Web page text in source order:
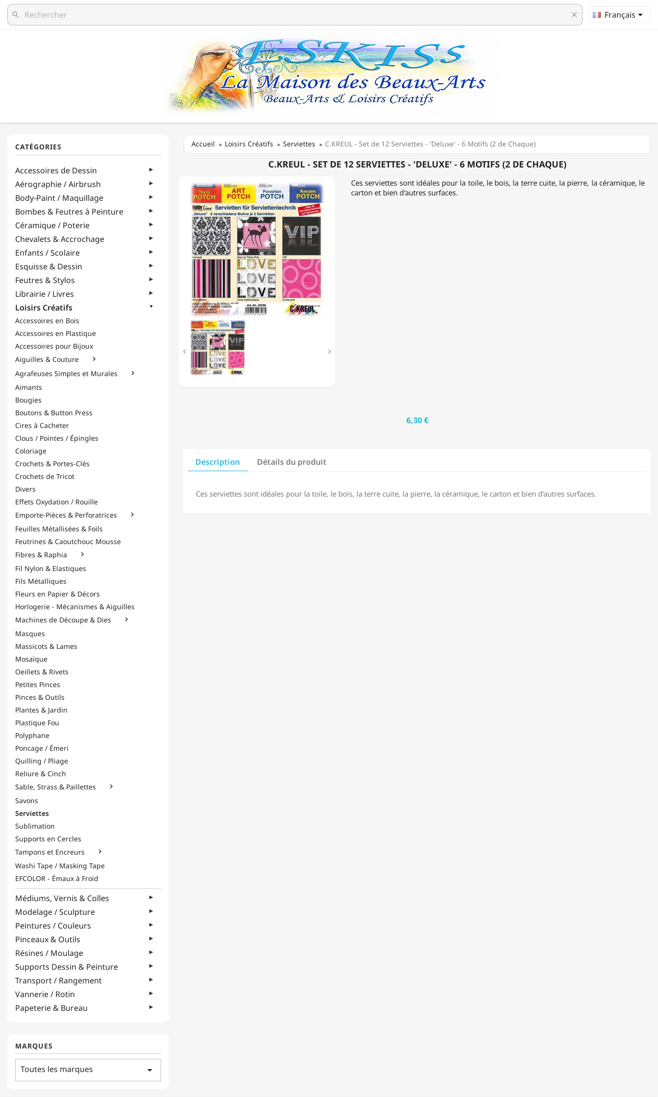
search clear Français
Accessoires de Dessin
Aérographie / Airbrush
Body-Paint / Maquillage
Bombes & Feutres à Peinture
Céramique / Poterie
Chevalets & Accrochage
Enfants / Scolaire
Esquisse & Dessin
Feutres & Stylos
Librairie / Livres
Loisirs Créatifs
Accessoires en Bois
Accessoires en Plastique
Accessoires pour Bijoux
Aiguilles & Couture

Agrafeuses Simples et Murales 
Aimants
Bougies
Boutons & Button Press
Cires à Cacheter
Clous / Pointes / Épingles
Coloriage
Crochets & Portes-Clés
Crochets de Tricot
Divers
Effets Oxydation / Rouille
Emporte-Pièces & Perforatrices

Feuilles Métallisées & Foils
Feutrines & Caoutchouc Mousse
Fibres & Raphia

Fil Nylon & Elastiques
Fils Métalliques
Fleurs en Papier & Décors
Horlogerie - Mécanismes & Aiguilles
Machines de Découpe & Dies

Masques
Massicots & Lames
Mosaïque
Oeillets & Rivets
Petites Pinces
Pinces & Outils
Plantes & Jardin
Plastique Fou
Polyphane
Poncage / Émeri
Quilling / Pliage
Reliure & Cinch
Sable, Strass & Paillettes

Savons
Serviettes
Sublimation
Supports en Cercles
Tampons et Encreurs

Washi Tape / Masking Tape
EFCOLOR - Émaux à Froid
Médiums, Vernis & Colles
Modelage / Sculpture
Peintures / Couleurs
Pinceaux & Outils
Résines / Moulage
Supports Dessin & Peinture
Transport / Rangement
Vannerie / Rotin
Papeterie & Bureau
MARQUES
Toutes les marques arrow_drop_down
Accueil Loisirs Créatifs Serviettes C.KREUL - Set de 12 Serviettes - 'Deluxe' - 6 Motifs (2 de Chaque)
SET
DE
12
SERVIETTES
'DELUXE'
MOTIFS
C.KREUL - SET DE 12 SERVIETTES - 'DELUXE' - 6 MOTIFS (2 DE CHAQUE)
 
Ces serviettes sont idéales pour la toile, le bois, la terre cuite, la pierre, la céramique, le
carton et bien d'autres surfaces.
6,30 €
Description Détails du produit
Ces serviettes sont idéales pour la toile, le bois, la terre cuite, la pierre, la céramique, le carton et bien d'autres surfaces.